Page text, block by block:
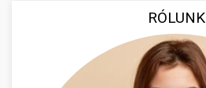
RÓLUNK